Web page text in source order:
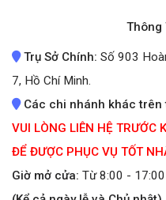
Thông
Trụ Sở Chính: Số 903
7, Hồ Chí Minh.
Các chi nhánh khác trên
VUI LÒNG LIÊN HỆ TRƯỚC
ĐỂ ĐƯỢC PHỤC VỤ TỐT
Giờ mở cửa: Từ 8:00 -